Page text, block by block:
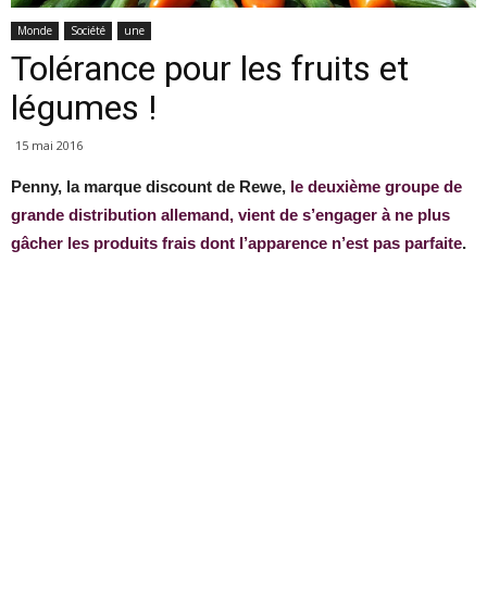
Monde Société une
Tolérance pour les fruits et
légumes !
15 mai 2016
Penny, la marque discount de Rewe, le deuxième groupe de
grande distribution allemand, vient de s’engager à ne plus
gâcher les produits frais dont l’apparence n’est pas parfaite.